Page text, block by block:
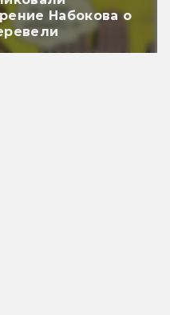
Набокова о